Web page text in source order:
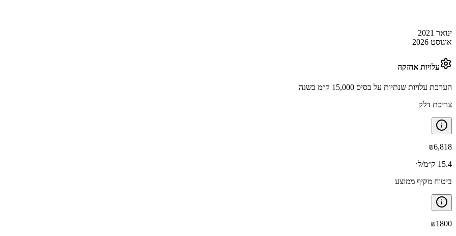
ינואר 2021
אוגוסט 2026
עלויות אחזקה
הערכת עלויות שנתיות על בסיס 15,000 ק״מ בשנה
צריכת דלק
₪6,818
15.4 ק״מ/ל׳
ביטוח מקיף ממוצע
₪1800